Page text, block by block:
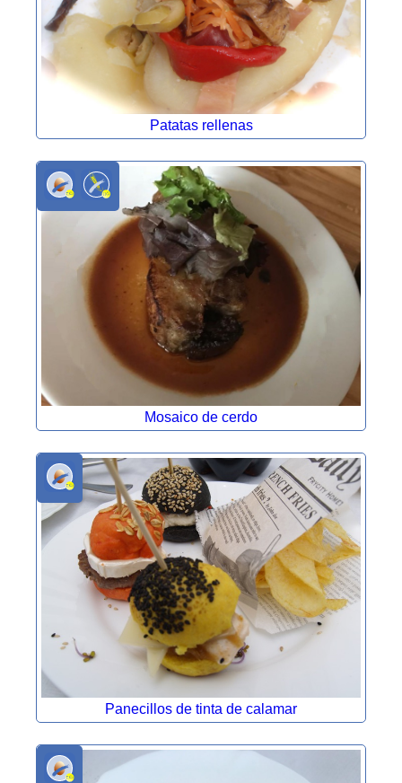
Patatas rellenas
Mosaico de cerdo
Panecillos de tinta de calamar